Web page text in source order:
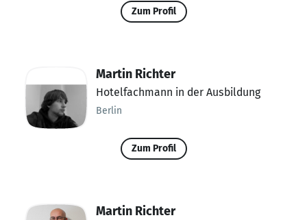
Zum Profil
Martin Richter
Hotelfachmann in der Ausbildung
Berlin
Zum Profil
Martin Richter